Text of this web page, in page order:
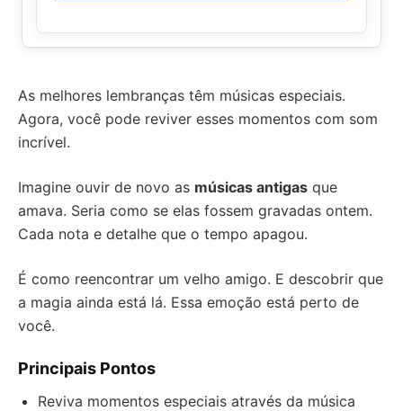
As melhores lembranças têm músicas especiais.
Agora, você pode reviver esses momentos com som
incrível.
Imagine ouvir de novo as músicas antigas que
amava. Seria como se elas fossem gravadas ontem.
Cada nota e detalhe que o tempo apagou.
É como reencontrar um velho amigo. E descobrir que
a magia ainda está lá. Essa emoção está perto de
você.
Principais Pontos
Reviva momentos especiais através da música